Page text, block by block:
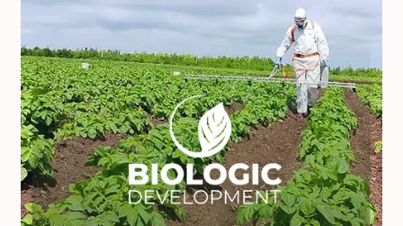
Biologic Development